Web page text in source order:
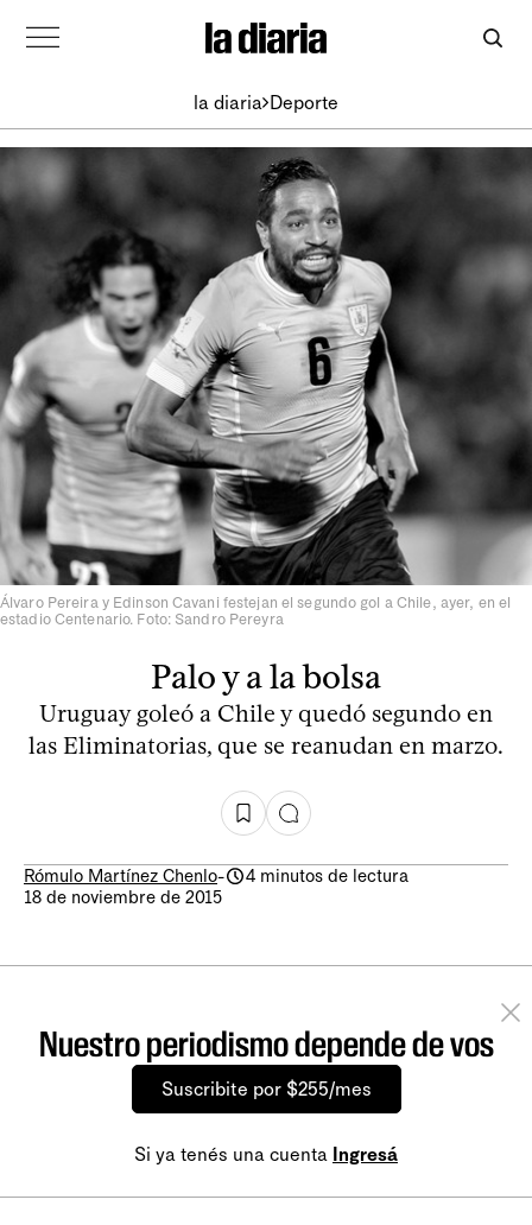
la diaria Deporte
Álvaro Pereira y Edinson Cavani festejan el segundo gol a Chile, ayer, en el
estadio Centenario. Foto: Sandro Pereyra
Palo y a la bolsa
Uruguay goleó a Chile y quedó segundo en
las Eliminatorias, que se reanudan en marzo.
Rómulo Martínez Chenlo-
4 minutos de lectura
18 de noviembre de 2015
Nuestro periodismo depende de vos
Suscribite por $255/mes
Si ya tenés una cuenta Ingresá